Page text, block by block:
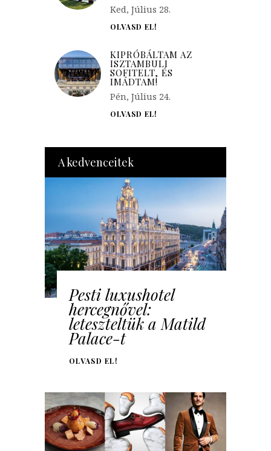
Ked, Július 28.
OLVASD EL!
KIPRÓBÁLTAM AZ
ISZTAMBULI
SOFITELT, ÉS
IMÁDTAM!
Pén, Július 24.
OLVASD EL!
A kedvenceitek
Pesti luxushotel
hercegnővel:
leteszteltük a Matild
Palace-t
OLVASD EL!